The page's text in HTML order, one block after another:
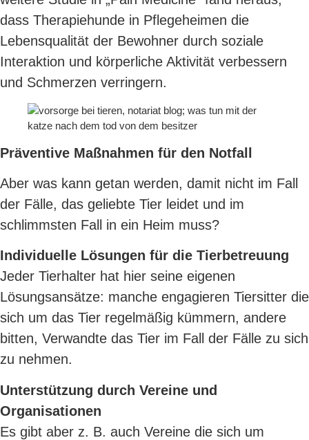
dass Therapiehunde in Pflegeheimen die
Lebensqualität der Bewohner durch soziale
Interaktion und körperliche Aktivität verbessern
und Schmerzen verringern.
Präventive Maßnahmen für den Notfall
Aber was kann getan werden, damit nicht im Fall
der Fälle, das geliebte Tier leidet und im
schlimmsten Fall in ein Heim muss?
Individuelle Lösungen für die Tierbetreuung
Jeder Tierhalter hat hier seine eigenen
Lösungsansätze: manche engagieren Tiersitter die
sich um das Tier regelmäßig kümmern, andere
bitten, Verwandte das Tier im Fall der Fälle zu sich
zu nehmen.
Unterstützung durch Vereine und
Organisationen
Es gibt aber z. B. auch Vereine die sich um